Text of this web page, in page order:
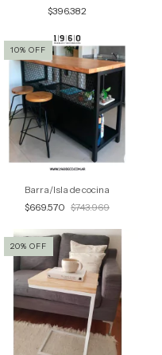
$396.382
10% OFF
Barra/Isla de cocina
$669.570 $743.969
20% OFF